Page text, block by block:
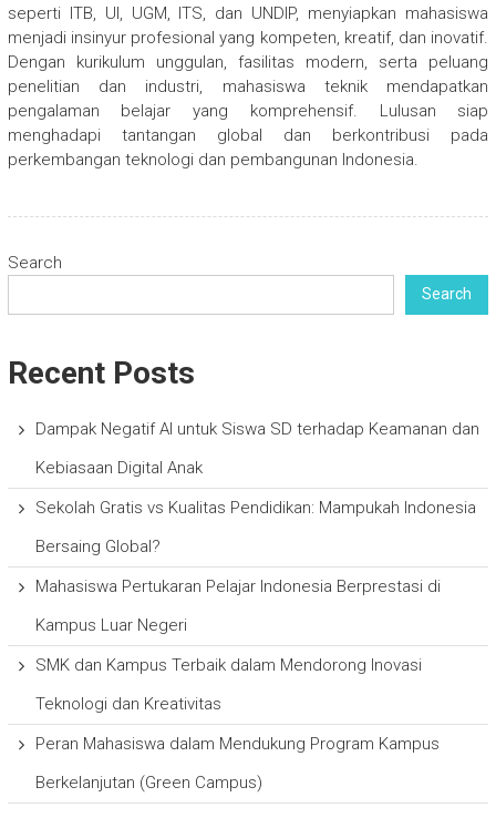
seperti ITB, UI, UGM, ITS, dan UNDIP, menyiapkan mahasiswa
menjadi insinyur profesional yang kompeten, kreatif, dan inovatif.
Dengan kurikulum unggulan, fasilitas modern, serta peluang
penelitian dan industri, mahasiswa teknik mendapatkan
pengalaman belajar yang komprehensif. Lulusan siap
menghadapi tantangan global dan berkontribusi pada
perkembangan teknologi dan pembangunan Indonesia.
Search
Search
Recent Posts
Dampak Negatif AI untuk Siswa SD terhadap Keamanan dan
Kebiasaan Digital Anak
Sekolah Gratis vs Kualitas Pendidikan: Mampukah Indonesia
Bersaing Global?
Mahasiswa Pertukaran Pelajar Indonesia Berprestasi di
Kampus Luar Negeri
SMK dan Kampus Terbaik dalam Mendorong Inovasi
Teknologi dan Kreativitas
Peran Mahasiswa dalam Mendukung Program Kampus
Berkelanjutan (Green Campus)